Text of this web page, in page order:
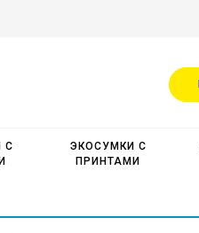
С
ЭКОСУМКИ С
ПРИНТАМИ